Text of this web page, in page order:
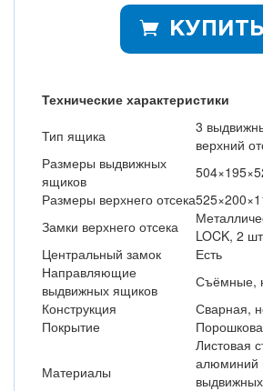
КУПИТЬ
Технические характеристики
Тип ящика
3
верхний
Размеры выдвижных
ящиков
Размеры верхнего отсека
Замки верхнего отсека
LOCK, 2
Центральный замок
Есть
Направляющие
выдвижных ящиков
Съёмные,
Конструкция
Сварная,
Покрытие
Материалы
Листовая
алюминий